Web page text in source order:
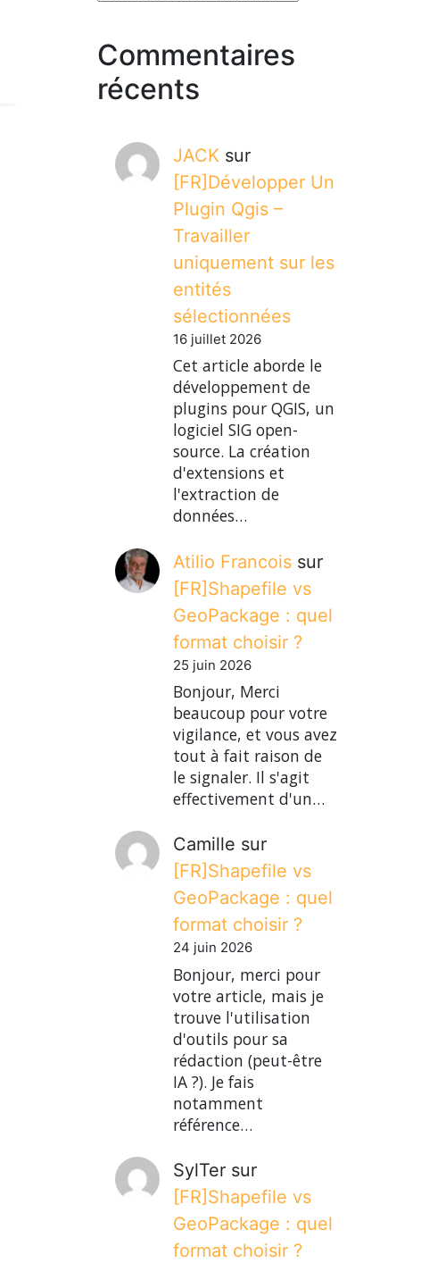
Commentaires
récents
JACK sur
[FR]Développer Un
Plugin Qgis –
Travailler
uniquement sur les
entités
sélectionnées
16 juillet 2026
Cet article aborde le
développement de
plugins pour QGIS, un
logiciel SIG open-
source. La création
d'extensions et
l'extraction de
données…
Atilio Francois sur
[FR]Shapefile vs
GeoPackage : quel
format choisir ?
25 juin 2026
Bonjour, Merci
beaucoup pour votre
vigilance, et vous avez
tout à fait raison de
le signaler. Il s'agit
effectivement d'un…
Camille sur
[FR]Shapefile vs
GeoPackage : quel
format choisir ?
24 juin 2026
Bonjour, merci pour
votre article, mais je
trouve l'utilisation
d'outils pour sa
rédaction (peut-être
IA ?). Je fais
notamment
référence…
SylTer sur
[FR]Shapefile vs
GeoPackage : quel
format choisir ?